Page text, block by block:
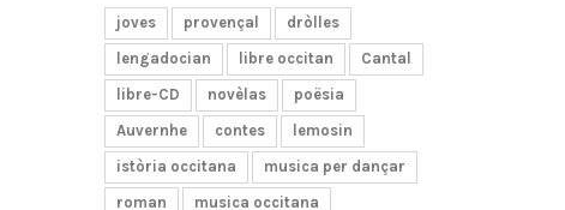
joves provençal
dròlles
lengadocian
libre occitan
Cantal
libre-CD
novèlas
poësia
Auvernhe
contes
lemosin
istòria occitana
musica per dançar
roman
musica occitana